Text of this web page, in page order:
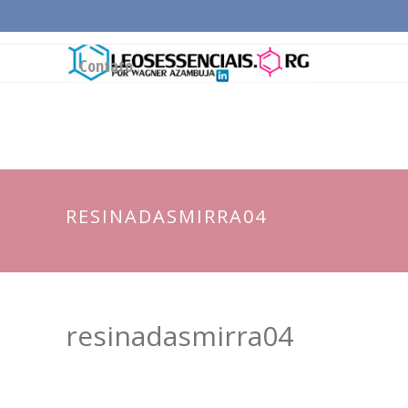
Contato
RESINADASMIRRA04
resinadasmirra04